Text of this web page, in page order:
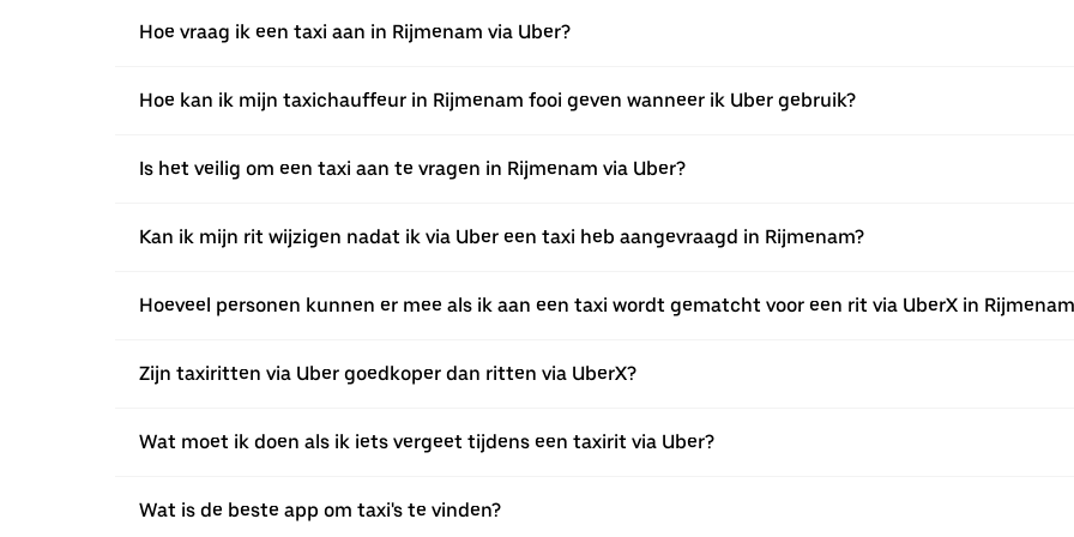
Hoe vraag ik een taxi aan in Rijmenam via Uber?
Hoe kan ik mijn taxichauffeur in Rijmenam fooi geven wanneer ik Uber gebruik?
Is het veilig om een taxi aan te vragen in Rijmenam via Uber?
Kan ik mijn rit wijzigen nadat ik via Uber een taxi heb aangevraagd in Rijmenam?
Hoeveel personen kunnen er mee als ik aan een taxi wordt gematcht voor een rit via UberX in
Zijn taxiritten via Uber goedkoper dan ritten via UberX?
Wat moet ik doen als ik iets vergeet tijdens een taxirit via Uber?
Wat is de beste app om taxi's te vinden?